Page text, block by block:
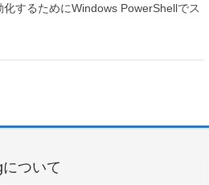
するためにWindows PowerShellでス
ついて